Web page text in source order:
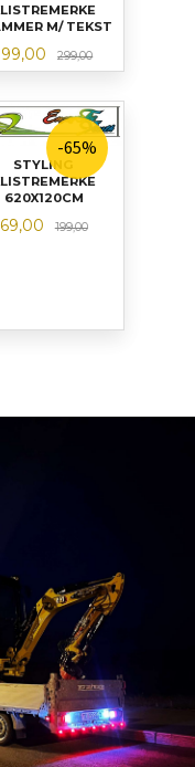
M/ TEKST
299,00Rabatt
STYLING
620X120CM
Tilbud
69,00 199,00Rabatt
-65%